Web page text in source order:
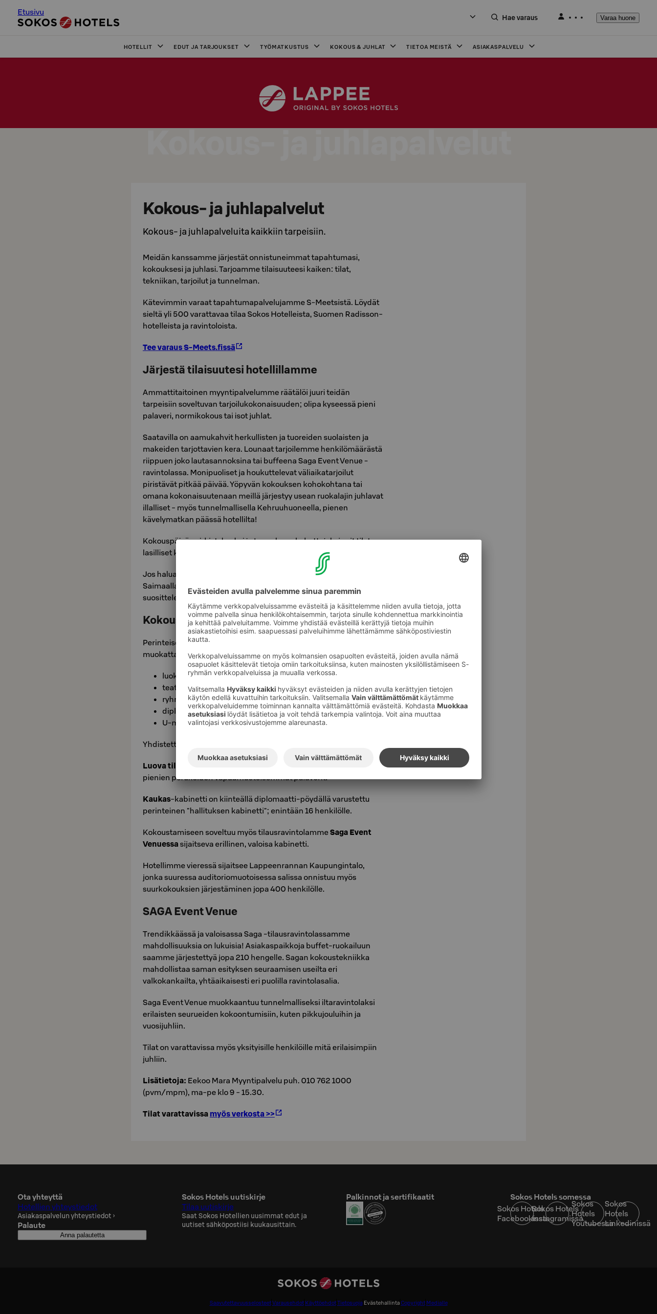
Etusivu
Hae varaus Varaa huone
HOTELLIT EDUT JA TARJOUKSET TYÖMATKUSTUS KOKOUS & JUHLAT TIETOA MEISTÄ ASIAKASPALVELU
Kokous- ja juhlapalvelut
Kokous- ja juhlapalvelut
Kokous- ja juhlapalveluita kaikkiin tarpeisiin.
Meidän kanssamme järjestät onnistuneimmat tapahtumasi,
kokouksesi ja juhlasi. Tarjoamme tilaisuuteesi kaiken: tilat,
tekniikan, tarjoilut ja tunnelman.
Kätevimmin varaat tapahtumapalvelujamme S-Meetsistä. Löydät
sieltä yli 500 varattavaa tilaa Sokos Hotelleista, Suomen Radisson-
hotelleista ja ravintoloista.
Tee varaus S-Meets.fissä
Järjestä tilaisuutesi hotellillamme
Ammattitaitoinen myyntipalvelumme räätälöi juuri teidän
tarpeisiin soveltuvan tarjoilukokonaisuuden; olipa kyseessä pieni
palaveri, normikokous tai isot juhlat.
Saatavilla on aamukahvit herkullisten ja tuoreiden suolaisten ja
makeiden tarjottavien kera. Lounaat tarjoilemme henkilömäärästä
riippuen joko lautasannoksina tai buffeena Saga Event Venue -
ravintolassa. Monipuoliset ja houkuttelevat väliaikatarjoilut
piristävät pitkää päivää. Yöpyvän kokouksen kohokohtana tai
omana kokonaisuutenaan meillä järjestyy usean ruokalajin juhlavat
illalliset - myös tunnelmallisella Kehruuhuoneella, pienen
kävelymatkan päässä hotellilta!
Kokouspäivän virkistykseksi ja tunnelman kohottajaksi voit tilata
lasilliset kuohuvaa tai vaikka napakan terveyshotin.
Jos haluat tarjota seurueellesi aktivitsta tekemistä esimerkiksi
Saimaalla, meillä on hyviä yhteistyökumppaneita, joita
suosittelemme ohjelmapalveluiden toteuttajiksi.
Kokoustilat
Perinteiset kokouskabinettimme
muokattavissa pöytämuodoiltaan haluamaanne muotoon:
luokka
teatteri
ryhmätyöt
diplomaatti
U-muoto
Yhdistettynä kokoustiloihimme mahtuu jopa 140 henkilöä.
Luova tila, Husaari
pienien porukoiden vapaamuotoisemmat palaverit.
Kaukas-kabinetti on kiinteällä diplomaatti-pöydällä varustettu
perinteinen "hallituksen kabinetti"; enintään 16 henkilölle.
Kokoustamiseen soveltuu myös tilausravintolammeSaga Event
Venuessasijaitseva erillinen, valoisa kabinetti.
Hotellimme vieressä sijaitsee Lappeenrannan Kaupungintalo,
jonka suuressa auditoriomuotoisessa salissa onnistuu myös
suurkokouksien järjestäminen jopa 400 henkilölle.
SAGA Event Venue
Trendikkäässä ja valoisassa Saga -tilausravintolassamme
mahdollisuuksia on lukuisia! Asiakaspaikkoja buffet-ruokailuun
saamme järjestettyä jopa 210 hengelle. Sagan kokoustekniikka
mahdollistaa saman esityksen seuraamisen useilta eri
valkokankailta, yhtäaikaisesti eri puolilla ravintolasalia.
Saga Event Venue muokkaantuu tunnelmalliseksi iltaravintolaksi
erilaisten seurueiden kokoontumisiin, kuten pikkujouluihin ja
vuosijuhliin.
Tilat on varattavissa myös yksityisille henkilöille mitä erilaisimpiin
juhliin.
Lisätietoja: Eekoo Mara Myyntipalvelu puh. 010 762 1000
(pvm/mpm), ma-pe klo 9 - 15.30.
Tilat varattavissa myös verkosta >>
Ota yhteyttä
Hotellien yhteystiedot
Asiakaspalvelun yhteystiedot ›
Palaute
Anna palautetta
Sokos Hotels uutiskirje
Tilaa uutiskirje
Saat Sokos Hotellien uusimmat edut ja
uutiset sähköpostiisi kuukausittain.
Palkinnot ja sertifikaatit
Sokos Hotels somessa
Sokos Hotels
Facebookissa
Sokos Hotels
Instagramissa
Sokos
Hotels
Youtubessa
Sokos
Hotels
Linkedinissä
SaavutettavuusselosteetVarausehdot KäyttöehdotTietosuoja EvästehallintaCopyright Medialle